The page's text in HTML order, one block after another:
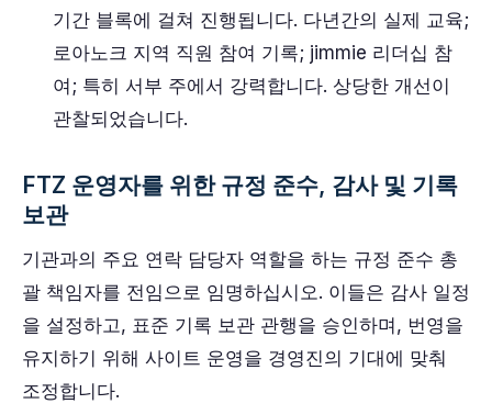
기간 블록에 걸쳐 진행됩니다. 다년간의 실제 교육;
로아노크 지역 직원 참여 기록; jimmie 리더십 참
여; 특히 서부 주에서 강력합니다. 상당한 개선이
관찰되었습니다.
FTZ 운영자를 위한 규정 준수, 감사 및 기록
보관
기관과의 주요 연락 담당자 역할을 하는 규정 준수 총
괄 책임자를 전임으로 임명하십시오. 이들은 감사 일정
을 설정하고, 표준 기록 보관 관행을 승인하며, 번영을
유지하기 위해 사이트 운영을 경영진의 기대에 맞춰
조정합니다.